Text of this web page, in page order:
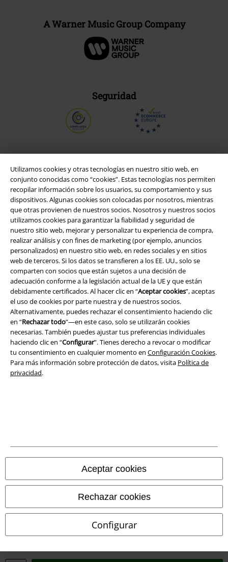
Utilizamos cookies y otras tecnologías en nuestro sitio web, en
conjunto conocidas como “cookies”. Estas tecnologías nos permiten
recopilar información sobre los usuarios, su comportamiento y sus
dispositivos. Algunas cookies son colocadas por nosotros, mientras
que otras provienen de nuestros socios. Nosotros y nuestros socios
utilizamos cookies para garantizar la fiabilidad y seguridad de
nuestro sitio web, mejorar y personalizar tu experiencia de compra,
realizar análisis y con fines de marketing (por ejemplo, anuncios
personalizados) en nuestro sitio web, en redes sociales y en sitios
web de terceros. Si los datos se transfieren a los EE. UU., solo se
comparten con socios que están sujetos a una decisión de
adecuación conforme a la legislación actual de la UE y que están
debidamente certificados. Al hacer clic en “Aceptar cookies”, aceptas
el uso de cookies por parte nuestra y de nuestros socios.
Alternativamente, puedes rechazar el consentimiento haciendo clic
en “Rechazar todo”—en este caso, solo se utilizarán cookies
necesarias. También puedes ajustar tus preferencias individuales
haciendo clic en “Configurar”. Tienes derecho a revocar o modificar
tu consentimiento en cualquier momento en Configuración Cookies.
Para más información sobre protección de datos, visita Política de
privacidad.
Aceptar cookies
Rechazar cookies
Configurar
A Warner Music Group Company
Seguridad
Legal
Términos y Condiciones
Aviso Legal
Ley protección de datos
Eliminación de residuos y protección del medioambiente
Declaración de Conformidad
Información sobre accesibilidad
Todos los precios incluyen el IVA pero no losgastos de transporte
© 1986-2026 E.M.P. Merchandising HGmbH
Tiendas EMP online
EMP International
EMP France